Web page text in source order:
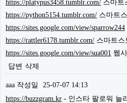
https://platypus3458.tumblr.com/ 스마트
https://python5154.tumblr.com/ 스마트
https://sites.google.com/view/sparrow244
https://rattler6178.tumblr.com/ 스마트스
https://sites.google.com/view/sua001 웹
답변 삭제
aaa 작성일
25-07-07 14:13
https://buzzgram.kr - 인스타 팔로워 늘